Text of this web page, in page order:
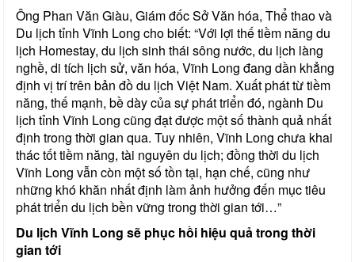
Ông Phan Văn Giàu, Giám đốc Sở Văn hóa, Thể thao và
Du lịch tỉnh Vĩnh Long cho biết: “Với lợi thế tiềm năng du
lịch Homestay, du lịch sinh thái sông nước, du lịch làng
nghề, di tích lịch sử, văn hóa, Vĩnh Long đang dần khẳng
định vị trí trên bản đồ du lịch Việt Nam. Xuất phát từ tiềm
năng, thế mạnh, bề dày của sự phát triển đó, ngành Du
lịch tỉnh Vĩnh Long cũng đạt được một số thành quả nhất
định trong thời gian qua. Tuy nhiên, Vĩnh Long chưa khai
thác tốt tiềm năng, tài nguyên du lịch; đồng thời du lịch
Vĩnh Long vẫn còn một số tồn tại, hạn chế, cũng như
những khó khăn nhất định làm ảnh hưởng đến mục tiêu
phát triển du lịch bền vững trong thời gian tới…”
Du lịch Vĩnh Long sẽ phục hồi hiệu quả trong thời
gian tới